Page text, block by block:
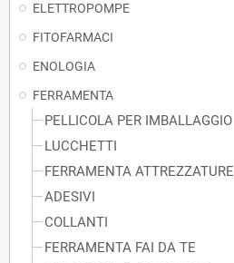
ELETTROPOMPE
FITOFARMACI
ENOLOGIA
FERRAMENTA
PELLICOLA PER IMBALLAGGIO
LUCCHETTI
FERRAMENTA ATTREZZATURE
ADESIVI
COLLANTI
FERRAMENTA FAI DA TE